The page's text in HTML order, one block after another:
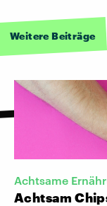
Weitere Beiträge
Achtsame
Achtsam